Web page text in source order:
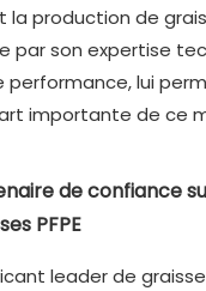
production de
par son expertise
performance, lui
importante de ce
de confiance
PFPE
leader de